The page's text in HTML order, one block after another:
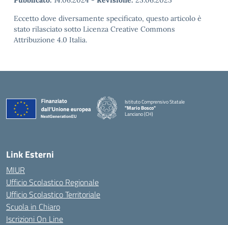
Eccetto dove diversamente specificato, questo articolo è
stato rilasciato sotto Licenza Creative Commons
Attribuzione 4.0 Italia.
Istituto Comprensivo Statale
"Mario Bosco"
Lanciano (CH)
Link Esterni
MIUR
Ufficio Scolastico Regionale
Ufficio Scolastico Territoriale
Scuola in Chiaro
Iscrizioni On Line